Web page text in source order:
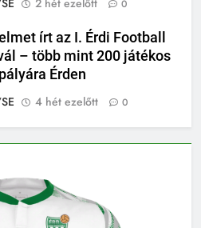
0
írt az I. Érdi Football
– több mint 200 játékos
Érden
4 hét ezelőtt 0